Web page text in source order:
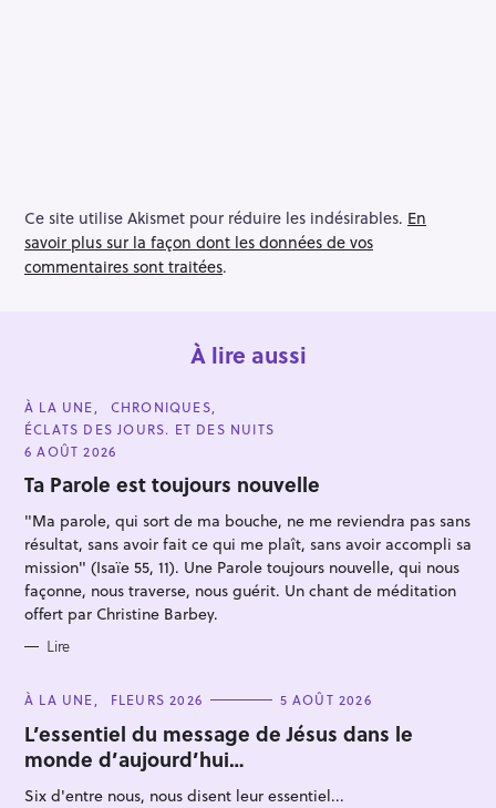
Ce site utilise Akismet pour réduire les indésirables. En
savoir plus sur la façon dont les données de vos
commentaires sont traitées.
À lire aussi
C
A
T
E
O
R
E
À LA UNE
CHRONIQUES
ÉCLATS DES JOURS. ET DES NUITS
6 AOÛT 2026
Ta Parole est toujours nouvelle
"Ma parole, qui sort de ma bouche, ne me reviendra pas sans
résultat, sans avoir fait ce qui me plaît, sans avoir accompli sa
mission" (Isaïe 55, 11). Une Parole toujours nouvelle, qui nous
façonne, nous traverse, nous guérit. Un chant de méditation
offert par Christine Barbey.
Lire
C
T
E
G
O
I
À LA UNE FLEURS 2026 5 AOÛT 2026
L’essentiel du message de Jésus dans le
monde d’aujourd’hui…
Six d'entre nous, nous disent leur essentiel...